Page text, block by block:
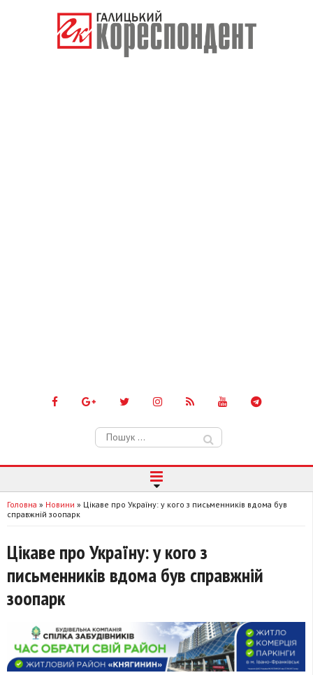
Пошук:
Головна » Новини » Цікаве про Україну: у кого з письменників вдома був
справжній зоопарк
Цікаве про Україну: у кого з
письменників вдома був справжній
зоопарк